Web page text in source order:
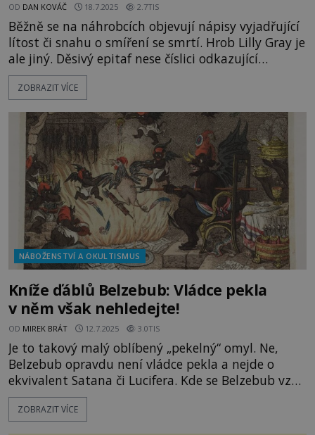
OD DAN KOVÁČ 18.7.2025 2.7TIS
Běžně se na náhrobcích objevují nápisy vyjadřující
lítost či snahu o smíření se smrtí. Hrob Lilly Gray je
ale jiný. Děsivý epitaf nese číslici odkazující
k samotnému satanovi. Čím si jej žena zasloužila?
Padla za oběť temným silám či černé magii? Na
státě Utah je po mnoho let centrem pozornosti
skromný a nenápa
ZOBRAZIT VÍCE
NÁBOŽENSTVÍ A OKULTISMUS
Kníže ďáblů Belzebub: Vládce pekla
v něm však nehledejte!
OD MIREK BRÁT 12.7.2025 3.0TIS
Je to takový malý oblíbený „pekelný“ omyl. Ne,
Belzebub opravdu není vládce pekla a nejde o
ekvivalent Satana či Lucifera. Kde se Belzebub vzal
a kdo ho na pekelný trůn vlastně záměrně, či
omylem uvedl? Výraz Belzebub označuje démona,
ZOBRAZIT VÍCE